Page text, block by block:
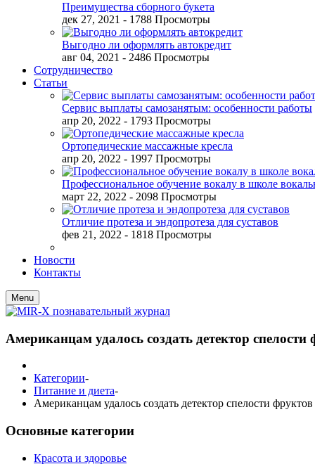
Преимущества сборного букета
дек 27, 2021 - 1788 Просмотры
Выгодно ли оформлять автокредит
авг 04, 2021 - 2486 Просмотры
Сотрудничество
Статьи
Сервис выплаты самозанятым: особенности работы
апр 20, 2022 - 1793 Просмотры
Ортопедические массажные кресла
апр 20, 2022 - 1997 Просмотры
Профессиональное обучение вокалу в школе
март 22, 2022 - 2098 Просмотры
Отличие протеза и эндопротеза для суставов
фев 21, 2022 - 1818 Просмотры
Новости
Контакты
Menu
Американцам удалось создать детектор спелости
Категории-
Питание и диета-
Американцам удалось создать детектор спелости фруктов
Основные категории
Красота и здоровье